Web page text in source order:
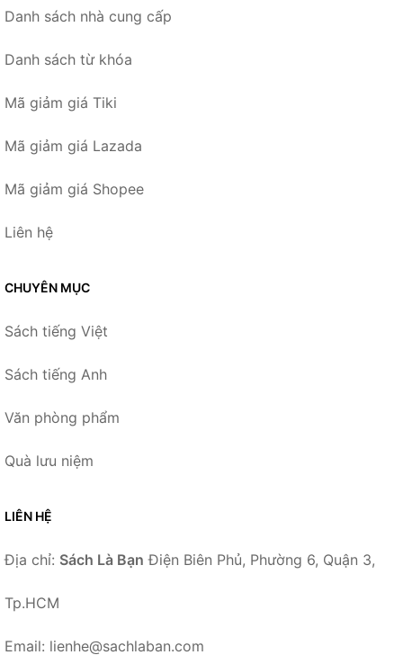
Danh sách nhà cung cấp
Danh sách từ khóa
Mã giảm giá Tiki
Mã giảm giá Lazada
Mã giảm giá Shopee
Liên hệ
CHUYÊN MỤC
Sách tiếng Việt
Sách tiếng Anh
Văn phòng phẩm
Quà lưu niệm
LIÊN HỆ
Địa chỉ: Sách Là Bạn Điện Biên Phủ, Phường 6, Quận 3,
Tp.HCM
Email: lienhe@sachlaban.com